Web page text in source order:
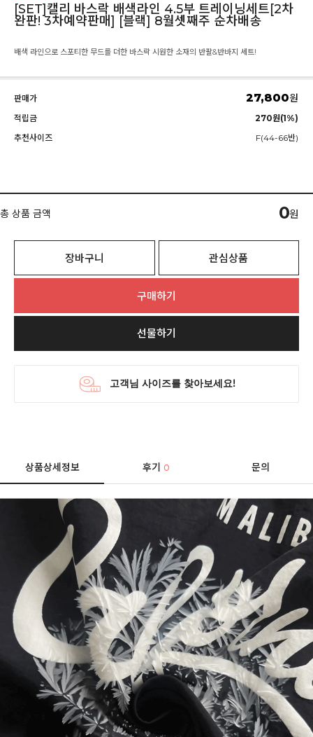
[SET]캘리 바스락 배색라인 4.5부 트레이닝세트[2차
완판! 3차예약판매] [블랙] 8월셋째주 순차배송
배색 라인으로 스포티한 무드를 더한 바스락 시원한 소재의 반팔&반바지 세트!
판매가 27,800원
적립금
270원(1%)
추천사이즈
F(44-66반)
총 상품 금액 0원
장바구니 관심상품
구매하기
선물하기
상품상세정보 후기0 문의